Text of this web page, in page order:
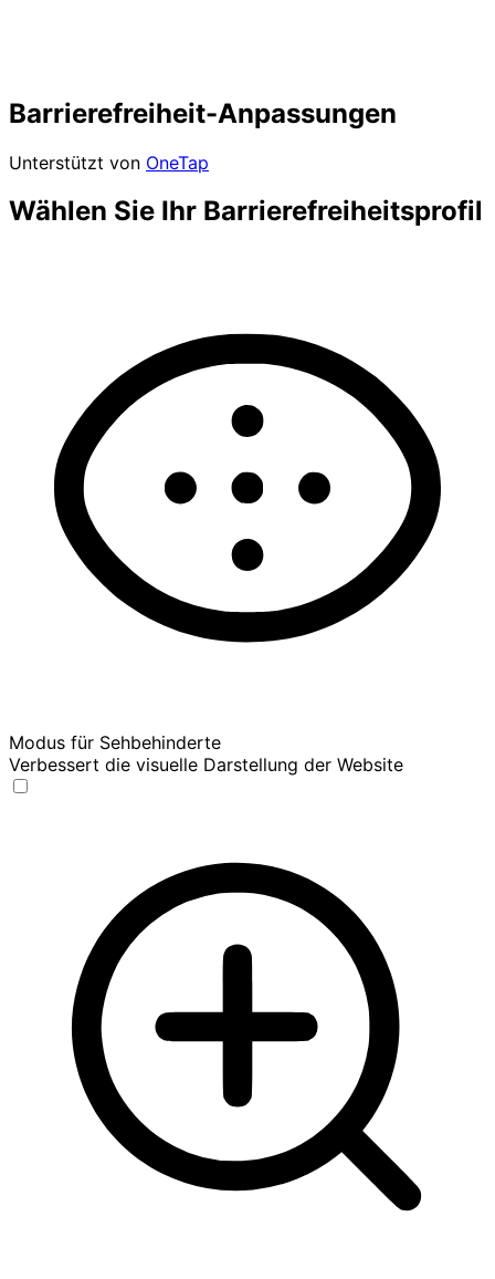
Barrierefreiheit-Anpassungen
Unterstützt von OneTap
Wählen Sie Ihr Barrierefreiheitsprofil
Modus für Sehbehinderte
Verbessert die visuelle Darstellung der Website